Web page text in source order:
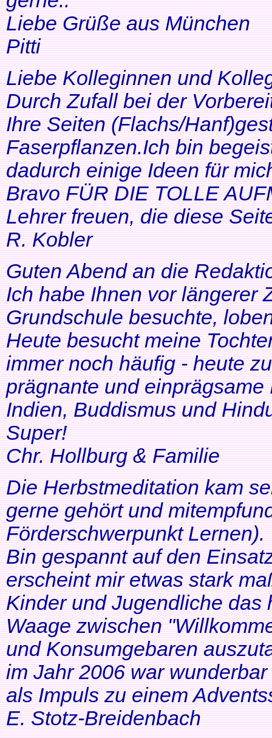
Liebe Grüße aus München
Pitti
Liebe Kolleginnen und
Durch Zufall bei der
Ihre Seiten (Flachs/
Faserpflanzen.Ich bin
dadurch einige Ideen für
Bravo FÜR DIE TOLLE
Lehrer freuen, die diese
R. Kobler
Guten Abend an die
Ich habe Ihnen vor längerer
Grundschule besuchte,
Heute besucht meine
immer noch häufig - heute
prägnante und
Indien, Buddismus und
Super!
Chr. Hollburg & Familie
Die Herbstmeditation kam
gerne gehört und
Förderschwerpunkt Lernen).
Bin gespannt auf den
erscheint mir etwas stark
Kinder und Jugendliche das
Waage zwischen
und Konsumgebaren
im Jahr 2006 war
als Impuls zu einem
E. Stotz-Breidenbach